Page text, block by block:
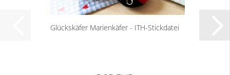
Glückskäfer Marienkäfer - ITH-Stickdatei